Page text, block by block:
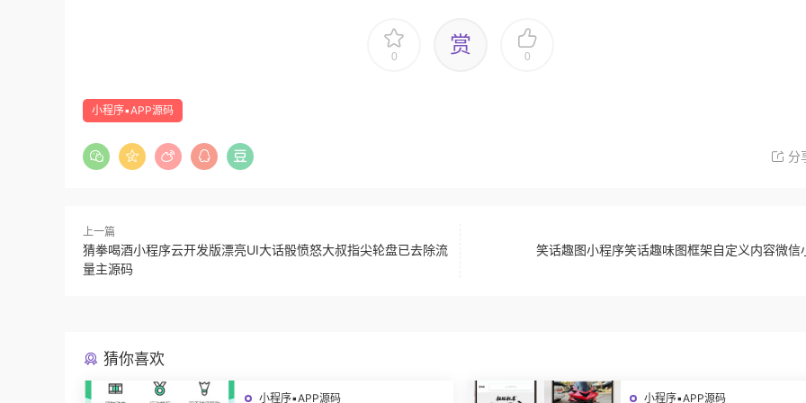
0 赏 0
小程序▪APP源码
分
上一篇
猜拳喝酒小程序云开发版漂亮UI大话骰愤怒大叔指尖轮盘已去除流
量主源码
笑话趣图小程序笑话趣味图框架自定义内容微信
猜你喜欢
小程序▪APP源码 小程序▪APP源码